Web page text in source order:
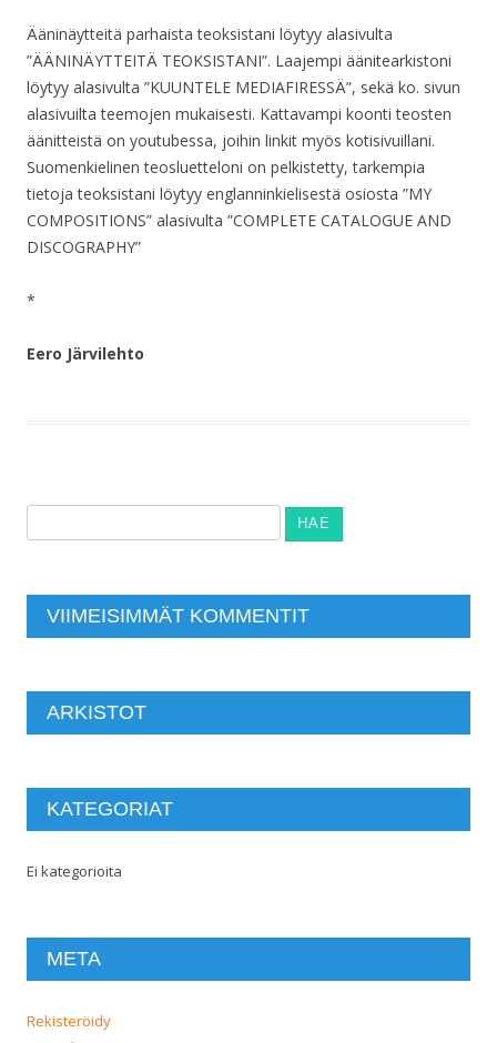
Ääninäytteitä parhaista teoksistani löytyy alasivulta
”ÄÄNINÄYTTEITÄ TEOKSISTANI”. Laajempi äänitearkistoni
löytyy alasivulta ”KUUNTELE MEDIAFIRESSÄ”, sekä ko. sivun
alasivuilta teemojen mukaisesti. Kattavampi koonti teosten
äänitteistä on youtubessa, joihin linkit myös kotisivuillani.
Suomenkielinen teosluetteloni on pelkistetty, tarkempia
tietoja teoksistani löytyy englanninkielisestä osiosta ”MY
COMPOSITIONS” alasivulta ”COMPLETE CATALOGUE AND
DISCOGRAPHY”
*
Eero Järvilehto
VIIMEISIMMÄT KOMMENTIT
ARKISTOT
KATEGORIAT
Ei kategorioita
META
Rekisteröidy